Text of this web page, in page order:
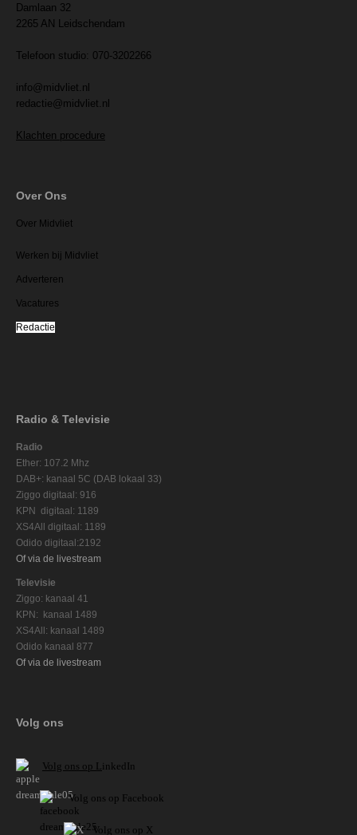
Damlaan 32
2265 AN Leidschendam
Telefoon studio: 070-3202266
info@midvliet.nl
redactie@midvliet.nl
Klachten procedure
Over Ons
Over Midvliet
Werken bij Midvliet
Adverteren
Vacatures
Redactie
Radio & Televisie
Radio
Ether: 107.2 Mhz
DAB+: kanaal 5C (DAB lokaal 33)
Ziggo digitaal: 916
KPN digitaal: 1189
XS4All digitaal: 1189
Odido digitaal:2192
Of via de livestream
Televisie
Ziggo: kanaal 41
KPN: kanaal 1489
XS4All: kanaal 1489
Odido kanaal 877
Of via de livestream
Volg ons
Volg ons op L inkedIn
Volg ons op Facebook
Volg ons op X